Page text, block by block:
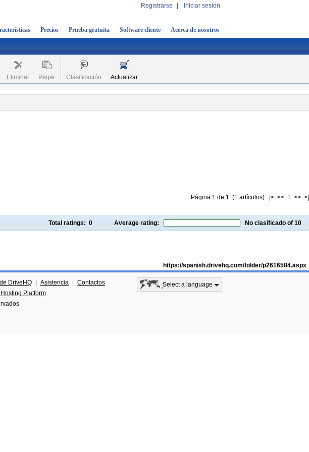
Registrarse Iniciar sesión
Precios Prueba gratuita Software cliente Acerca de nosotros
Eliminar Pegar Clasificación
Actualizar
Página 1 de 1 (1 artículos) |< << 1 >> >|
Total ratings: 0 Average rating: No clasificado of 10
https://spanish.drivehq.com/folder/p2616584.aspx
DriveHQ Asistencia
Contactos
Platform
Select a language